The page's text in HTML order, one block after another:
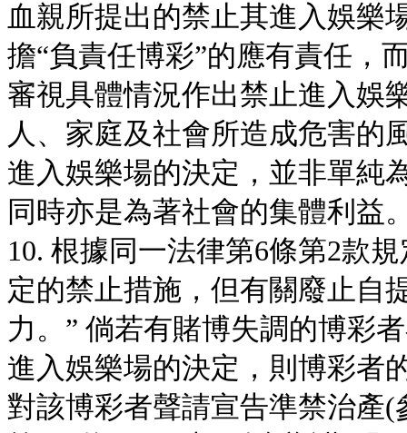
血親所提出的禁止其進入娛樂
擔“負責任博彩”的應有責任，
審視具體情況作出禁止進入娛
人、家庭及社會所造成危害的
進入娛樂場的決定，並非單純
同時亦是為著社會的集體利益
10. 根據同一法律第6條第2款
定的禁止措施，但有關廢止自
力。” 倘若有賭博失調的博彩
進入娛樂場的決定，則博彩者
對該博彩者聲請宣告準禁治產(